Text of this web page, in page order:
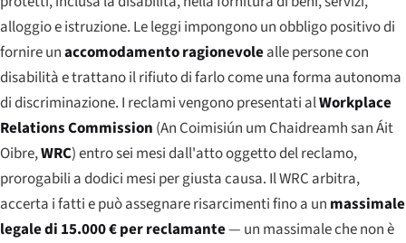
alloggio e istruzione. Le leggi impongono un obbligo positivo di
fornire unaccomodamento ragionevolealle persone con
disabilità e trattano il rifiuto di farlo come una forma autonoma
di discriminazione. I reclami vengono presentati alWorkplace
Relations Commission (An Coimisiún um Chaidreamh san Áit
Oibre,WRC) entro sei mesi dall'atto oggetto del reclamo,
prorogabili a dodici mesi per giusta causa. Il WRC arbitra,
accerta i fatti e può assegnare risarcimenti fino a un massimale
legale di 15.000 € per reclamante— un massimale che non è